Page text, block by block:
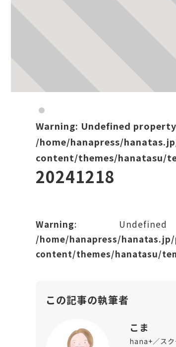
Warning: Undefined
/home/hanapress/
content/themes/hanatasu/
20241218
Warning: Undefined
/home/hanapress/
content/themes/hanatasu/
この記事の執筆者
こま
hana+／スク